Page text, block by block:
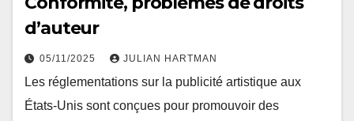
d’auteur
05/11/2025 JULIAN HARTMAN
Les réglementations sur la publicité artistique aux
États-Unis sont conçues pour promouvoir des